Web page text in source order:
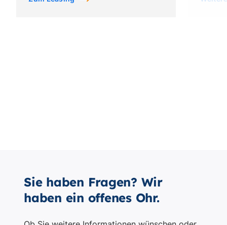
Sie haben Fragen? Wir
haben ein offenes Ohr.